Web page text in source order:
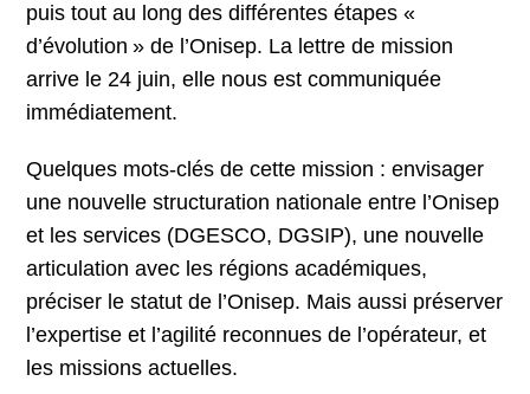
puis tout au long des différentes étapes «
d’évolution » de l’Onisep. La lettre de mission
arrive le 24 juin, elle nous est communiquée
immédiatement.
Quelques mots-clés de cette mission : envisager
une nouvelle structuration nationale entre l’Onisep
et les services (DGESCO, DGSIP), une nouvelle
articulation avec les régions académiques,
préciser le statut de l’Onisep. Mais aussi préserver
l’expertise et l’agilité reconnues de l’opérateur, et
les missions actuelles.